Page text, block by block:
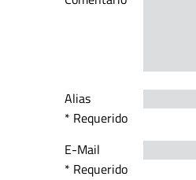
Alias
* Requerido
E-Mail
* Requerido